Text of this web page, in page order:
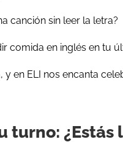
canción sin leer la letra?
comida en inglés en tu
y en ELI nos encanta
turno: ¿Estás